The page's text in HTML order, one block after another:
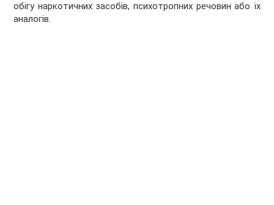
обігу наркотичних засобів, психотропних речовин або їх
аналогів.